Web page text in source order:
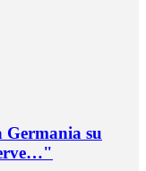
su